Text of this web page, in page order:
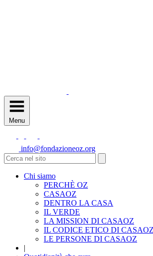
Menu
info@fondazioneoz.org
Chi siamo
PERCHÈ OZ
CASAOZ
DENTRO LA CASA
IL VERDE
LA MISSION DI CASAOZ
IL CODICE ETICO DI CASAOZ
LE PERSONE DI CASAOZ
|